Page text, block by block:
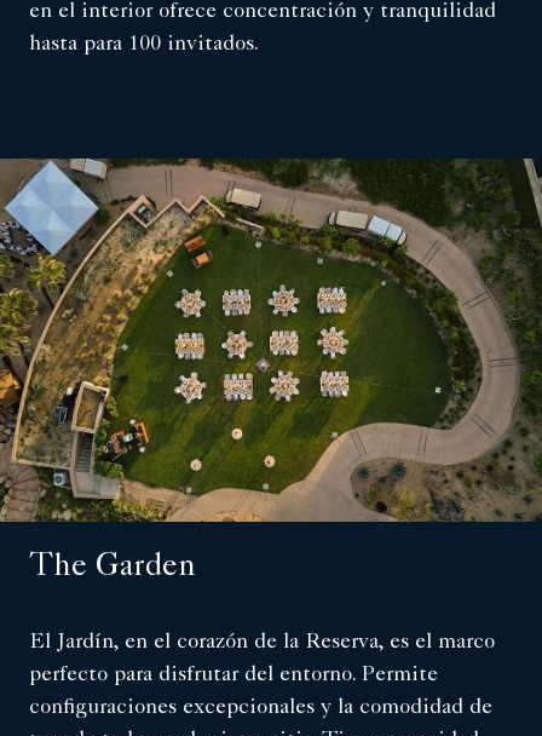
en el interior ofrece concentración y tranquilidad
hasta para 100 invitados.
The Garden
El Jardín, en el corazón de la Reserva, es el marco
perfecto para disfrutar del entorno. Permite
configuraciones excepcionales y la comodidad de